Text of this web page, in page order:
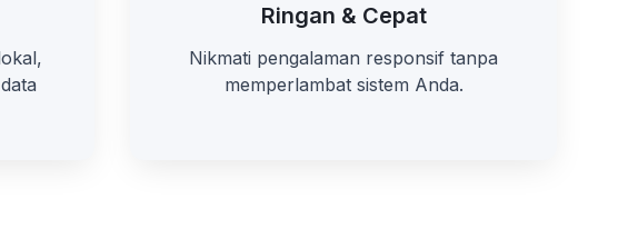
Ringan & Cepat
Nikmati pengalaman responsif tanpa
memperlambat sistem Anda.